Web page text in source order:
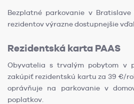
Bezplatné parkovanie v
rezidentov výrazne dostupnejšie
Rezidentská karta PAAS
Obyvatelia s trvalým pobytom v
zakúpiť rezidentskú kartu za 39 €/
oprávňuje na parkovanie v
poplatkov.